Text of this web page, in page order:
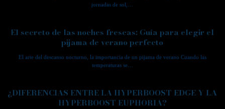
jornadas de sol,…
El secreto de las noches frescas: Guía para elegir el
pijama de verano perfecto
El arte del descanso nocturno, la importancia de un pijama de verano Cuando las
temperaturas se…
¿DIFERENCIAS ENTRE LA HYPERBOOST EDGE Y LA
HYPERBOOST EUPHORIA?